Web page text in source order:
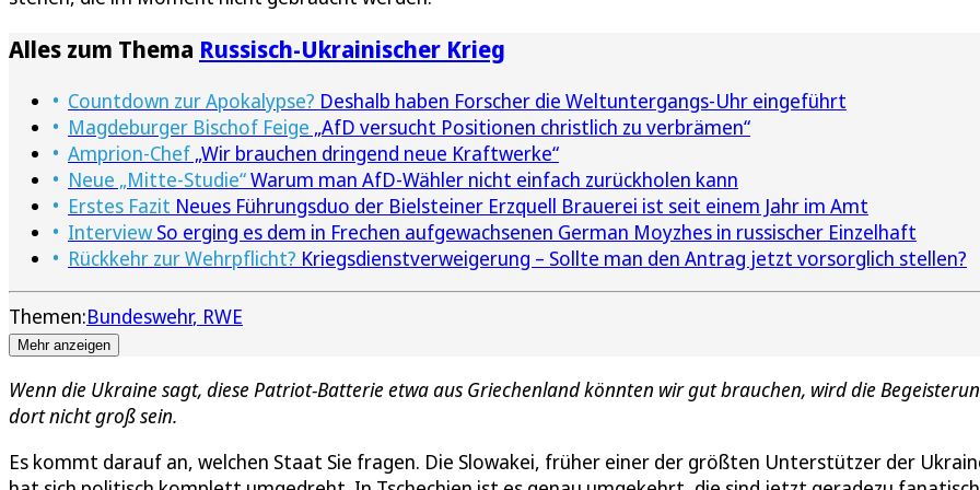
Alles zum Thema Russisch-Ukrainischer Krieg
Countdown zur Apokalypse? Deshalb haben Forscher die Weltuntergangs-Uhr eingeführt
Magdeburger Bischof Feige „AfD versucht Positionen christlich zu verbrämen“
Amprion-Chef „Wir brauchen dringend neue Kraftwerke“
Neue „Mitte-Studie“Warum man AfD-Wähler nicht einfach zurückholen kann
Erstes Fazit Neues Führungsduo der Bielsteiner Erzquell Brauerei ist seit einem Jahr im Amt
Interview So erging es dem in Frechen aufgewachsenen German Moyzhes in russischer Einzelhaft
Rückkehr zur Wehrpflicht? Kriegsdienstverweigerung – Sollte man den Antrag jetzt vorsorglich stellen?
Themen:Bundeswehr RWE
Mehr anzeigen
Wenn die Ukraine sagt, diese Patriot-Batterie etwa aus Griechenland könnten wir gut brauchen, wird die
dort nicht groß sein.
Es kommt darauf an, welchen Staat Sie fragen. Die Slowakei, früher einer der größten Unterstützer der